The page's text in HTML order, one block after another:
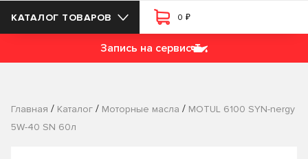
КАТАЛОГ ТОВАРОВ 0 ₽
Запись на сервис
Главная / Каталог / Моторные масла / MOTUL 6100 SYN-nergy
5W-40 SN 60л